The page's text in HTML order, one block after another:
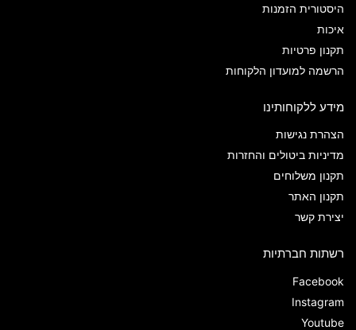
היסטורית הזמנות
איכות
תקנון פרטיות
הרשמה למועדון הלקוחות
מידע ללקוחותינו
הצהרת נגישות
מדיניות ביטולים והחזרות
תקנון משלוחים
תקנון האתר
יצירת קשר
רשתות חברתיות
Facebook
Instagram
Youtube